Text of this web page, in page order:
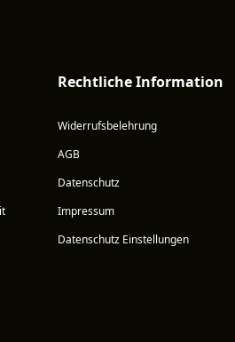
Rechtliche Information
Widerrufsbelehrung
AGB
Datenschutz
Impressum
Datenschutz Einstellungen